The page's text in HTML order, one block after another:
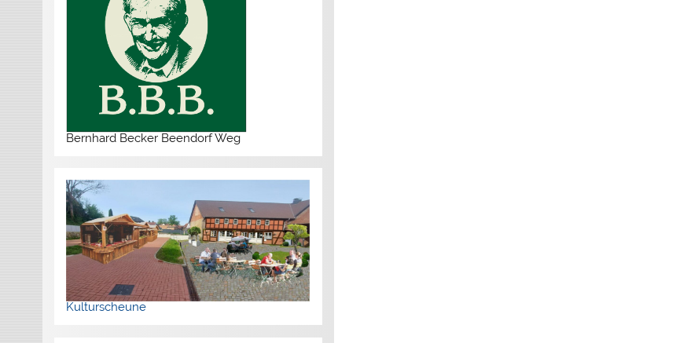
Bernhard Becker Beendorf Weg
Kulturscheune